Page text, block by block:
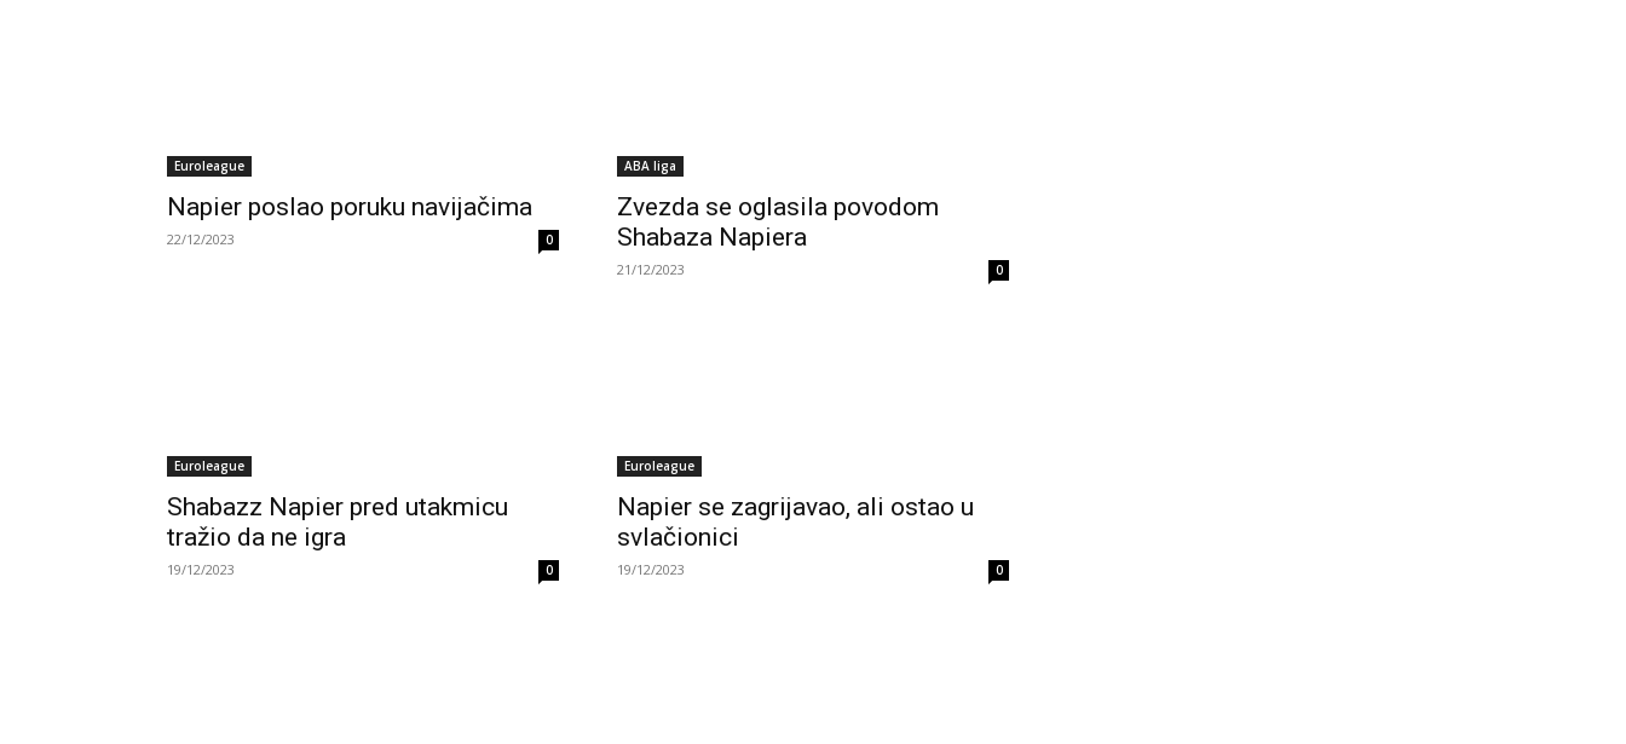
Euroleague
Napier poslao poruku navijačima
22/12/2023 0
ABA liga
Zvezda se oglasila povodom
Shabaza Napiera
21/12/2023 0
Euroleague
Shabazz Napier pred utakmicu
tražio da ne igra
19/12/2023 0
Euroleague
Napier se zagrijavao, ali ostao u
svlačionici
19/12/2023 0